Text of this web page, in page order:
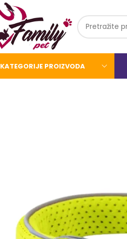
KATEGORIJE PROIZVODA